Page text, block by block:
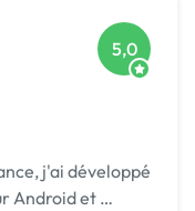
5,0
j'ai développé
Android et …